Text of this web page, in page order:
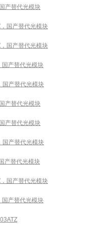
产替代光模块
国产替代光模块
国产替代光模块
产替代光模块
国产替代光模块
产替代光模块
产替代光模块
国产替代光模块
产替代光模块
国产替代光模块
产替代光模块